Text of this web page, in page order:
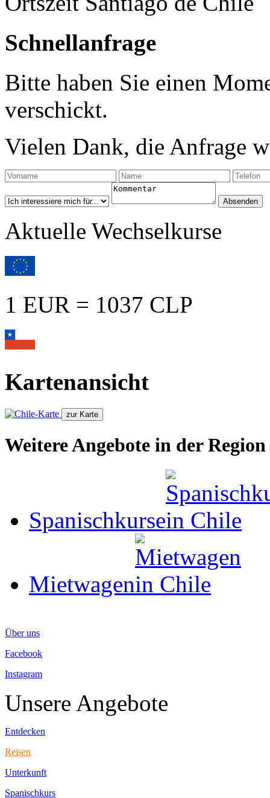
Schnellanfrage
Bitte haben Sie einen
verschickt.
Vielen Dank, die Anfrage
Aktuelle Wechselkurse
1 EUR = 1037 CLP
Kartenansicht
Weitere Angebote in der Region
Spanischkurse
Mietwagen
Über uns
Facebook
Instagram
Unsere Angebote
Entdecken
Reisen
Unterkunft
Spanischkurs